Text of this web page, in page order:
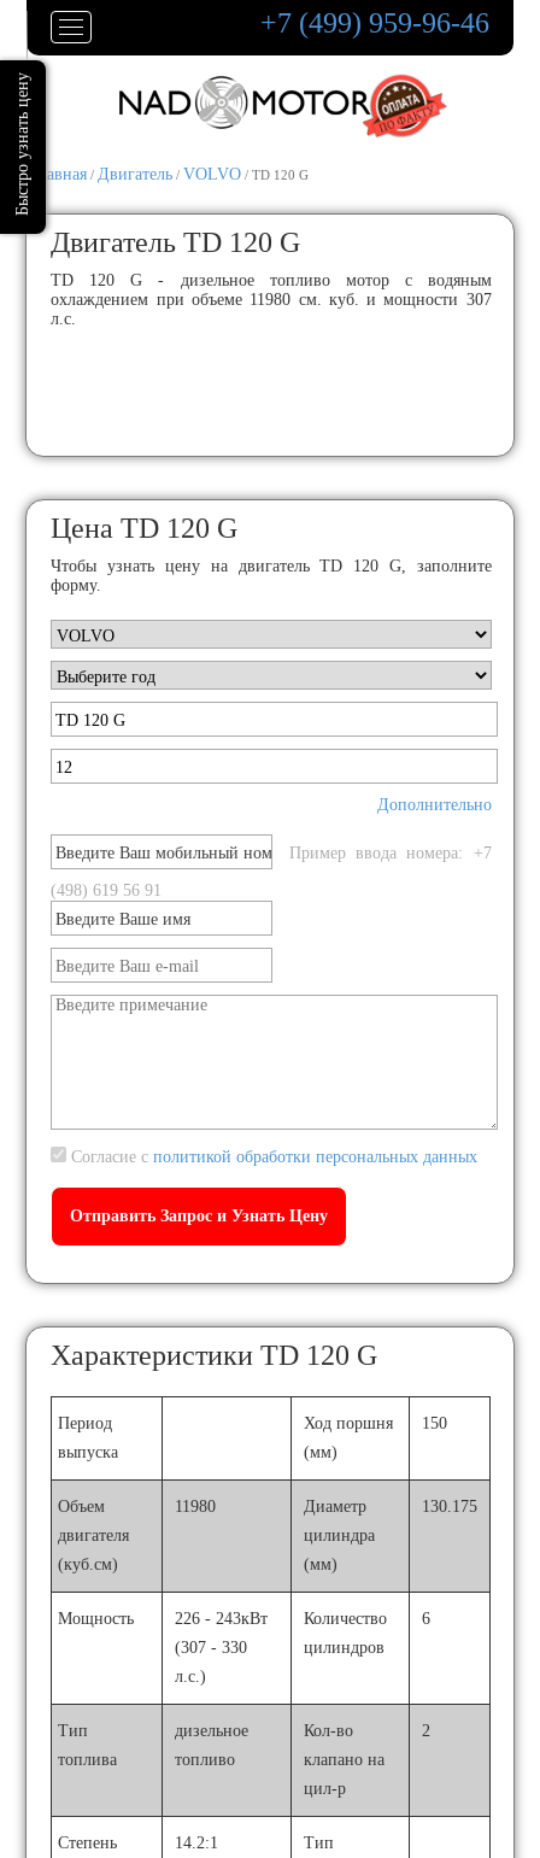
+7 (499) 959-96-46
Главная / Двигатель / VOLVO / TD 120 G
Двигатель TD 120 G
TD 120 G - дизельное топливо мотор с водяным
охлаждением при объеме 11980 см. куб. и мощности 307
л.с.
Цена TD 120 G
Чтобы узнать цену на двигатель TD 120 G, заполните
форму.
Дополнительно
Пример ввода номера: +7
(498) 619 56 91
Согласие сполитикой обработки персональных данных
Характеристики TD 120 G
Период
выпуска
Ход поршня
(мм)
150
Объем
двигателя
(куб.см)
11980
Диаметр
цилиндра
(мм)
130.175
Мощность
226 - 243кВт
(307 - 330
л.с.)
Количество
цилиндров
6
Тип
топлива
дизельное
топливо
Кол-во
клапано на
цил-р
2
Степень
14.2:1
Тип